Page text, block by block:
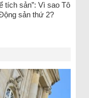
tích sản”: Vì sao Tô
sản thứ 2?